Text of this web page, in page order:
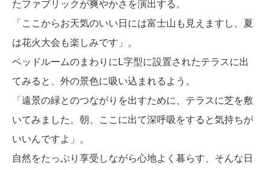
たファブリックが爽やかさを演出する。
「ここからお天気のいい日には富士山も見えますし、夏
は花火大会も楽しみです」。
ベッドルームのまわりにL字型に設置されたテラスに出
てみると、外の景色に吸い込まれるよう。
「遠景の緑とのつながりを出すために、テラスに芝を敷
いてみました。朝、ここに出て深呼吸をすると気持ちが
いいんですよ」。
自然をたっぷり享受しながら心地よく暮らす、そんな日